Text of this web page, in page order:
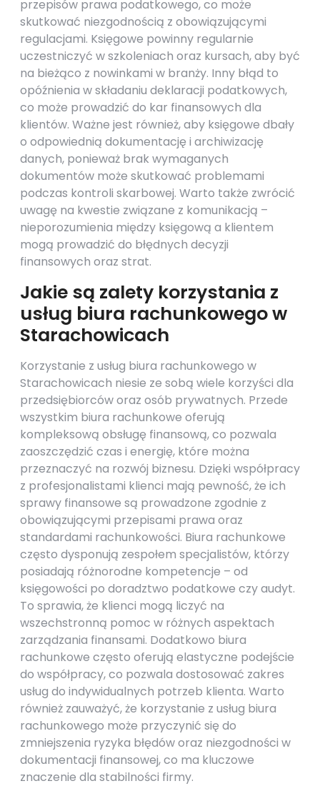
przepisów prawa podatkowego, co może
skutkować niezgodnością z obowiązującymi
regulacjami. Księgowe powinny regularnie
uczestniczyć w szkoleniach oraz kursach, aby być
na bieżąco z nowinkami w branży. Inny błąd to
opóźnienia w składaniu deklaracji podatkowych,
co może prowadzić do kar finansowych dla
klientów. Ważne jest również, aby księgowe dbały
o odpowiednią dokumentację i archiwizację
danych, ponieważ brak wymaganych
dokumentów może skutkować problemami
podczas kontroli skarbowej. Warto także zwrócić
uwagę na kwestie związane z komunikacją –
nieporozumienia między księgową a klientem
mogą prowadzić do błędnych decyzji
finansowych oraz strat.
Jakie są zalety korzystania z
usług biura rachunkowego w
Starachowicach
Korzystanie z usług biura rachunkowego w
Starachowicach niesie ze sobą wiele korzyści dla
przedsiębiorców oraz osób prywatnych. Przede
wszystkim biura rachunkowe oferują
kompleksową obsługę finansową, co pozwala
zaoszczędzić czas i energię, które można
przeznaczyć na rozwój biznesu. Dzięki współpracy
z profesjonalistami klienci mają pewność, że ich
sprawy finansowe są prowadzone zgodnie z
obowiązującymi przepisami prawa oraz
standardami rachunkowości. Biura rachunkowe
często dysponują zespołem specjalistów, którzy
posiadają różnorodne kompetencje – od
księgowości po doradztwo podatkowe czy audyt.
To sprawia, że klienci mogą liczyć na
wszechstronną pomoc w różnych aspektach
zarządzania finansami. Dodatkowo biura
rachunkowe często oferują elastyczne podejście
do współpracy, co pozwala dostosować zakres
usług do indywidualnych potrzeb klienta. Warto
również zauważyć, że korzystanie z usług biura
rachunkowego może przyczynić się do
zmniejszenia ryzyka błędów oraz niezgodności w
dokumentacji finansowej, co ma kluczowe
znaczenie dla stabilności firmy.